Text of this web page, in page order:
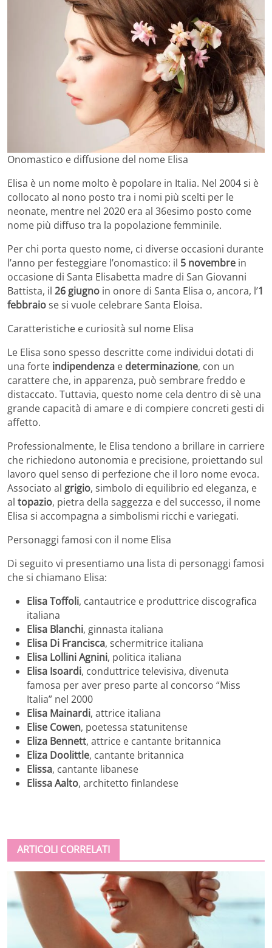
Onomastico e diffusione del nome Elisa
Elisa è un nome molto è popolare in Italia. Nel 2004 si è
collocato al nono posto tra i nomi più scelti per le
neonate, mentre nel 2020 era al 36esimo posto come
nome più diffuso tra la popolazione femminile.
Per chi porta questo nome, ci diverse occasioni durante
l’anno per festeggiare l’onomastico: il 5 novembre in
occasione di Santa Elisabetta madre di San Giovanni
Battista, il 26 giugno in onore di Santa Elisa o, ancora, l’1
febbraiose si vuole celebrare Santa Eloisa.
Caratteristiche e curiosità sul nome Elisa
Le Elisa sono spesso descritte come individui dotati di
una forte indipendenza e determinazione, con un
carattere che, in apparenza, può sembrare freddo e
distaccato. Tuttavia, questo nome cela dentro di sè una
grande capacità di amare e di compiere concreti gesti di
affetto.
Professionalmente, le Elisa tendono a brillare in carriere
che richiedono autonomia e precisione, proiettando sul
lavoro quel senso di perfezione che il loro nome evoca.
Associato al grigio, simbolo di equilibrio ed eleganza, e
al topazio, pietra della saggezza e del successo, il nome
Elisa si accompagna a simbolismi ricchi e variegati.
Personaggi famosi con il nome Elisa
Di seguito vi presentiamo una lista di personaggi famosi
che si chiamano Elisa:
Elisa Toffoli, cantautrice e produttrice discografica
italiana
Elisa Blanchi, ginnasta italiana
Elisa Di Francisca, schermitrice italiana
Elisa Lollini Agnini, politica italiana
Elisa Isoardi, conduttrice televisiva, divenuta
famosa per aver preso parte al concorso “Miss
Italia” nel 2000
Elisa Mainardi, attrice italiana
Elise Cowen, poetessa statunitense
Eliza Bennett, attrice e cantante britannica
Eliza Doolittle, cantante britannica
Elissa, cantante libanese
Elissa Aalto, architetto finlandese
ARTICOLI CORRELATI